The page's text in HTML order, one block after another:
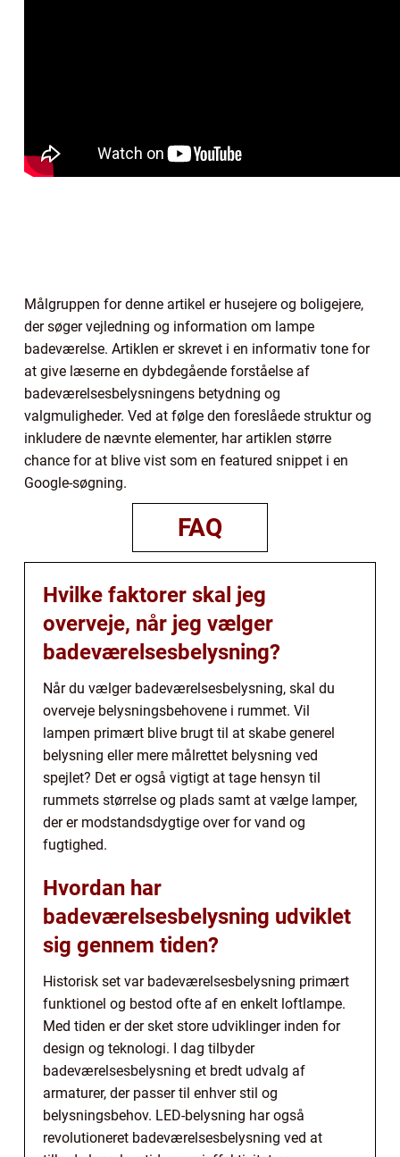
Målgruppen for denne artikel er husejere og boligejere,
der søger vejledning og information om lampe
badeværelse. Artiklen er skrevet i en informativ tone for
at give læserne en dybdegående forståelse af
badeværelsesbelysningens betydning og
valgmuligheder. Ved at følge den foreslåede struktur og
inkludere de nævnte elementer, har artiklen større
chance for at blive vist som en featured snippet i en
Google-søgning.
FAQ
Hvilke faktorer skal jeg
overveje, når jeg vælger
badeværelsesbelysning?
Når du vælger badeværelsesbelysning, skal du
overveje belysningsbehovene i rummet. Vil
lampen primært blive brugt til at skabe generel
belysning eller mere målrettet belysning ved
spejlet? Det er også vigtigt at tage hensyn til
rummets størrelse og plads samt at vælge lamper,
der er modstandsdygtige over for vand og
fugtighed.
Hvordan har
badeværelsesbelysning udviklet
sig gennem tiden?
Historisk set var badeværelsesbelysning primært
funktionel og bestod ofte af en enkelt loftlampe.
Med tiden er der sket store udviklinger inden for
design og teknologi. I dag tilbyder
badeværelsesbelysning et bredt udvalg af
armaturer, der passer til enhver stil og
belysningsbehov. LED-belysning har også
revolutioneret badeværelsesbelysning ved at